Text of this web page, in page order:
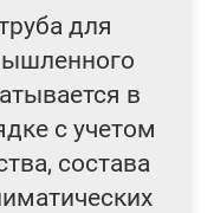
для
в
с учетом
состава